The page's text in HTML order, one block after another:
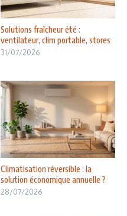
Solutions fraîcheur été :
ventilateur, clim portable, stores
31/07/2026
Climatisation réversible : la
solution économique annuelle ?
28/07/2026